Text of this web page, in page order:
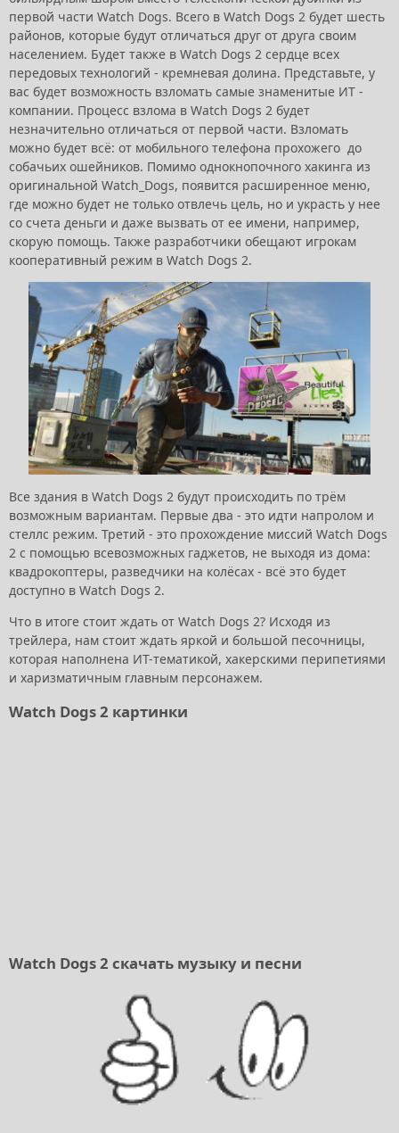
первой части Watch Dogs. Всего в Watch Dogs 2 будет шесть
районов, которые будут отличаться друг от друга своим
населением. Будет также в Watch Dogs 2 сердце всех
передовых технологий - кремневая долина. Представьте, у
вас будет возможность взломать самые знаменитые ИТ -
компании. Процесс взлома в Watch Dogs 2 будет
незначительно отличаться от первой части. Взломать
можно будет всё: от мобильного телефона прохожего до
собачьих ошейников. Помимо однокнопочного хакинга из
оригинальной Watch_Dogs, появится расширенное меню,
где можно будет не только отвлечь цель, но и украсть у нее
со счета деньги и даже вызвать от ее имени, например,
скорую помощь. Также разработчики обещают игрокам
кооперативный режим в Watch Dogs 2.
Все здания в Watch Dogs 2 будут происходить по трём
возможным вариантам. Первые два - это идти напролом и
стеллс режим. Третий - это прохождение миссий Watch Dogs
2 с помощью всевозможных гаджетов, не выходя из дома:
квадрокоптеры, разведчики на колёсах - всё это будет
доступно в Watch Dogs 2.
Что в итоге стоит ждать от Watch Dogs 2? Исходя из
трейлера, нам стоит ждать яркой и большой песочницы,
которая наполнена ИТ-тематикой, хакерскими перипетиями
и харизматичным главным персонажем.
Watch Dogs 2 картинки
Watch Dogs 2 скачать музыку и песни